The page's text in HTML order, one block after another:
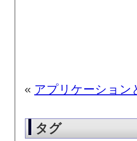
« アプリケーション
タグ